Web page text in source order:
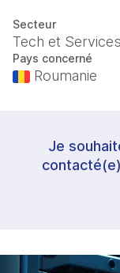
Secteur
Tech et Services
Pays concerné
Roumanie
Je